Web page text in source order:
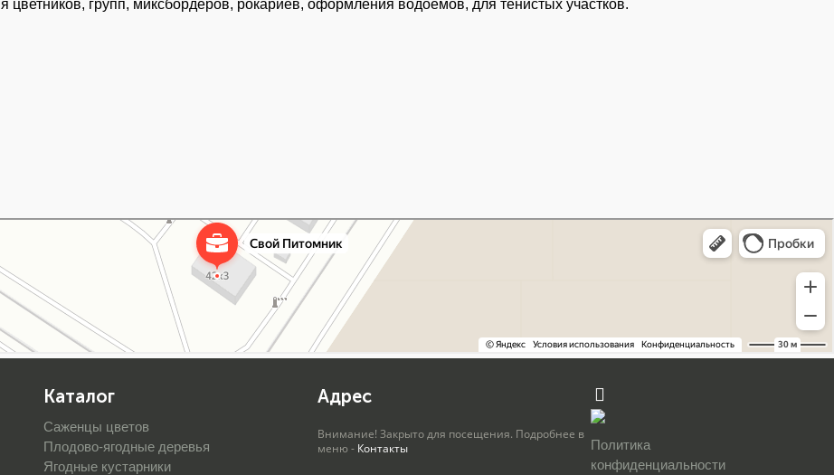
цветников, групп, миксбордеров, рокариев, оформления водоемов, для тенистых участков.
Каталог
Саженцы цветов
Плодово-ягодные деревья
Ягодные кустарники
Адрес
Внимание! Закрыто для посещения. Подробнее в
меню - Контакты
Политика
конфиденциальности